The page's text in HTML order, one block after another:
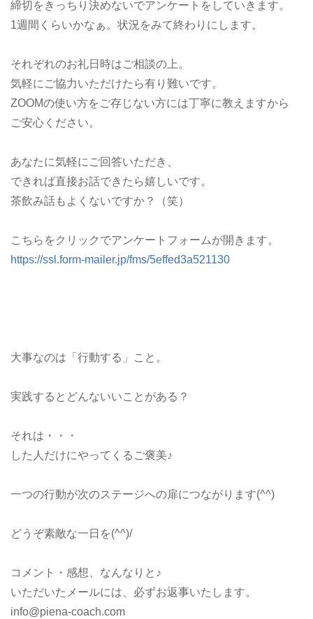
締切をきっちり決めないでアンケートをしていきます。
1週間くらいかなぁ。状況をみて終わりにします。
それぞれのお礼日時はご相談の上。
気軽にご協力いただけたら有り難いです。
ZOOMの使い方をご存じない方には丁寧に教えますから
ご安心ください。
あなたに気軽にご回答いただき、
できれば直接お話できたら嬉しいです。
茶飲み話もよくないですか？（笑）
こちらをクリックでアンケートフォームが開きます。
https://ssl.form-mailer.jp/fms/5effed3a521130
大事なのは「行動する」こと。
実践するとどんないいことがある？
それは・・・
した人だけにやってくるご褒美♪
一つの行動が次のステージへの扉につながります(^^)
どうぞ素敵な一日を(^^)/
コメント・感想、なんなりと♪
いただいたメールには、必ずお返事いたします。
info@piena-coach.com